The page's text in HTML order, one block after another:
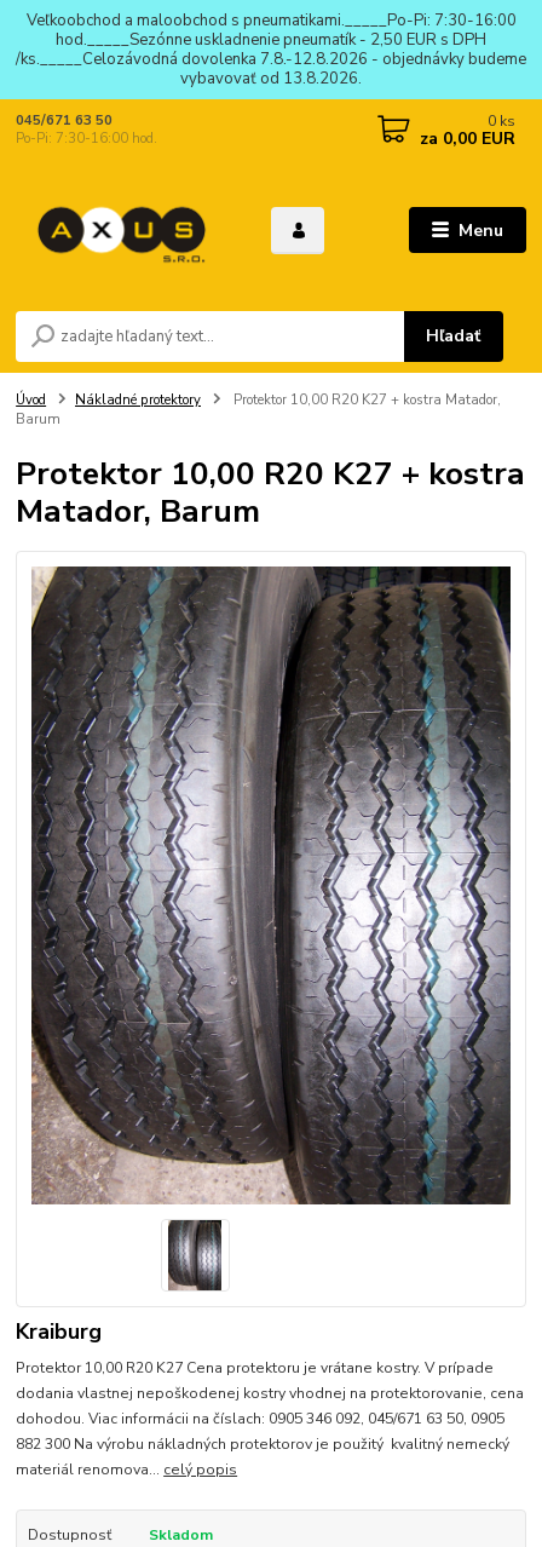
Veľkoobchod a maloobchod s pneumatikami._____Po-Pi: 7:30-16:00
hod._____Sezónne uskladnenie pneumatík - 2,50 EUR s DPH
/ks._____Celozávodná dovolenka 7.8.-12.8.2026 - objednávky budeme
vybavovať od 13.8.2026.
Menu
Hľadať
045/671 63 50
Po-Pi: 7:30-16:00 hod.
0 ks
za 0,00 EUR
Úvod Nákladné protektory
Protektor 10,00 R20 K27 + kostra Matador,
Barum
Protektor 10,00 R20 K27 + kostra
Matador, Barum
Kraiburg
Protektor 10,00 R20 K27 Cena protektoru je vrátane kostry. V prípade
dodania vlastnej nepoškodenej kostry vhodnej na protektorovanie, cena
dohodou. Viac informácii na číslach: 0905 346 092, 045/671 63 50, 0905
882 300 Na výrobu nákladných protektorov je použitý kvalitný nemecký
materiál renomova... celý popis
Dostupnosť Skladom